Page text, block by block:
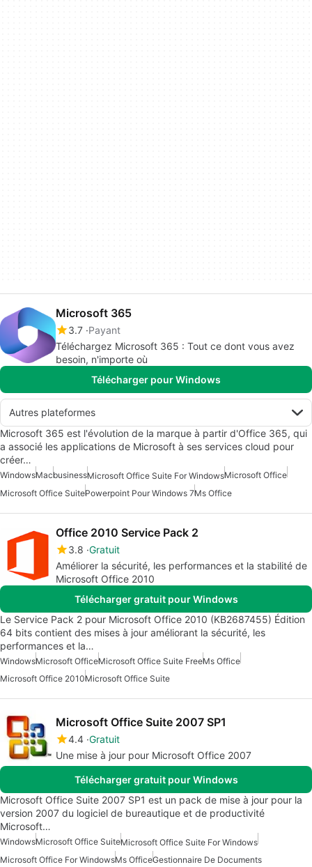
Microsoft 365
3.7 Payant
Téléchargez Microsoft 365 : Tout ce dont vous avez
besoin, n'importe où
Télécharger pour Windows
Autres plateformes
Microsoft 365 est l'évolution de la marque à partir d'Office 365, qui
a associé les applications de Microsoft à ses services cloud pour
créer…
WindowsMacbusinessMicrosoft Office Suite For WindowsMicrosoft Office
Microsoft Office SuitePowerpoint Pour Windows 7Ms Office
Office 2010 Service Pack 2
3.8 Gratuit
Améliorer la sécurité, les performances et la stabilité de
Microsoft Office 2010
Télécharger gratuit pour Windows
Le Service Pack 2 pour Microsoft Office 2010 (KB2687455) Édition
64 bits contient des mises à jour améliorant la sécurité, les
performances et la…
WindowsMicrosoft OfficeMicrosoft Office Suite FreeMs Office
Microsoft Office 2010Microsoft Office Suite
Microsoft Office Suite 2007 SP1
4.4 Gratuit
Une mise à jour pour Microsoft Office 2007
Télécharger gratuit pour Windows
Microsoft Office Suite 2007 SP1 est un pack de mise à jour pour la
version 2007 du logiciel de bureautique et de productivité
Microsoft…
WindowsMicrosoft Office SuiteMicrosoft Office Suite For Windows
Microsoft Office For WindowsMs OfficeGestionnaire De Documents